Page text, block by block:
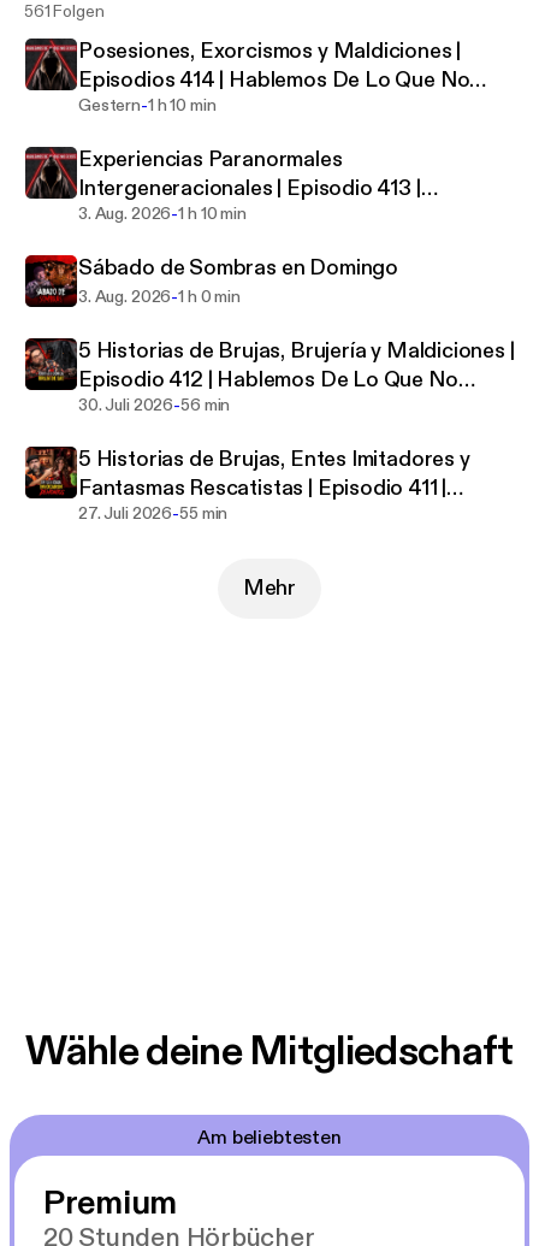
Colaboraciones :
rp@hablemosdeloquenoexiste.com
HABLEMOS DE LO QUE NO EXISTE ha marcado
personas comunes que viven en diferentes partes
del mundo, historias de terror paranormales,
sobrenaturales y reales, prepárate para conocer el
miedo de una forma en la que nunca lo habías
experimentado.
561 Folgen
Posesiones, Exorcismos y Maldiciones |
Episodios 414 | Hablemos De Lo Que No
Existe
Gestern-1 h 10 min
Experiencias Paranormales
Intergeneracionales | Episodio 413 |
Hablemos De Lo Que No Existe
3. Aug. 2026-1 h 10 min
Sábado de Sombras en Domingo
3. Aug. 2026-1 h 0 min
5 Historias de Brujas, Brujería y Maldiciones |
Episodio 412 | Hablemos De Lo Que No
Existe
30. Juli 2026-56 min
5 Historias de Brujas, Entes Imitadores y
Fantasmas Rescatistas | Episodio 411 |
Hablemos De Lo Que No Existe
27. Juli 2026-55 min
Mehr
Wähle deine Mitgliedschaft
Am beliebtesten
Premium
20 Stunden Hörbücher